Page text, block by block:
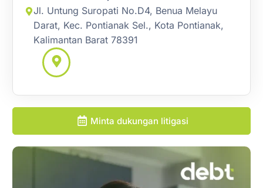
Jl. Untung Suropati No.D4, Benua Melayu
Darat, Kec. Pontianak Sel., Kota Pontianak,
Kalimantan Barat 78391
Minta dukungan litigasi